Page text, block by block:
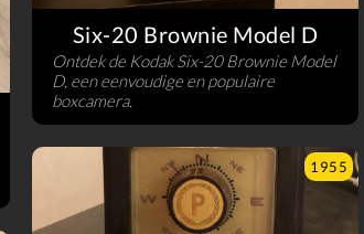
Six-20 Brownie Model D
Ontdek de Kodak Six-20 Brownie Model
D, een eenvoudige en populaire
boxcamera.
1955